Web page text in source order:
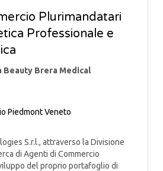
Plurimandatari
Professionale e
Beauty Brera Medical
PiedmontVeneto
S.r.l., attraverso la Divisione
di Agenti di Commercio
del proprio portafoglio di